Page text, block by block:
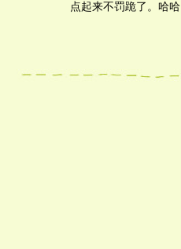
点起来不罚跪了。哈哈